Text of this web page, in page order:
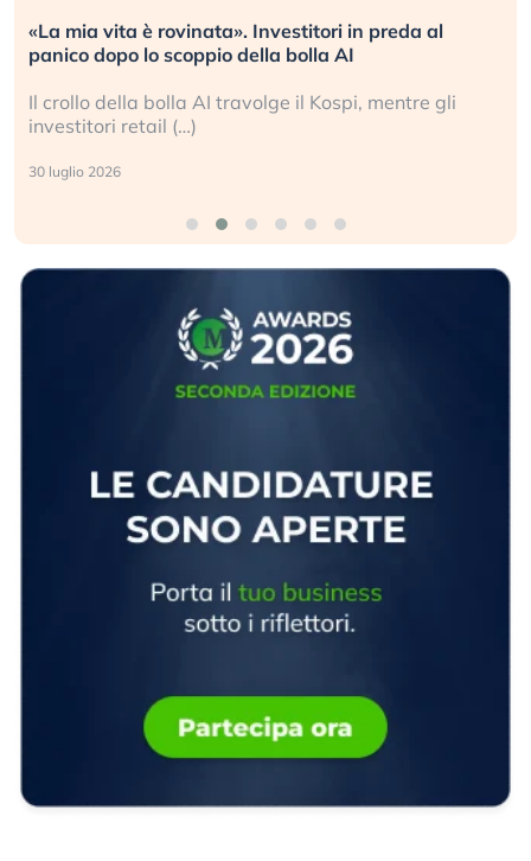
«La mia vita è rovinata». Investitori in preda al
panico dopo lo scoppio della bolla AI
Il crollo della bolla AI travolge il Kospi, mentre gli
investitori retail (…)
30 luglio 2026